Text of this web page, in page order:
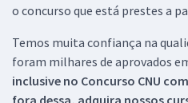
o concurso que está prestes a
Temos muita confiança na
foram milhares de aprovados
inclusive no Concurso CNU
fora dessa, adquira nossos